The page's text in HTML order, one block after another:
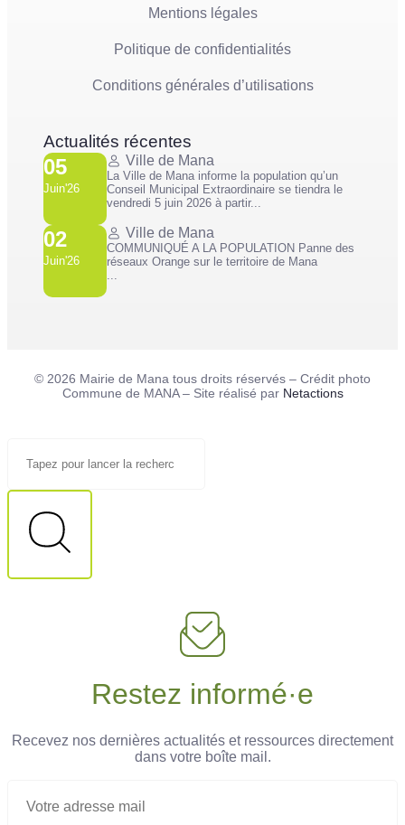
Mentions légales
Politique de confidentialités
Conditions générales d’utilisations
Actualités récentes
05
Juin'26
Ville de Mana
La Ville de Mana informe la population qu’un
Conseil Municipal Extraordinaire se tiendra le
vendredi 5 juin 2026 à partir...
02
Juin'26
Ville de Mana
COMMUNIQUÉ A LA POPULATION Panne des
réseaux Orange sur le territoire de Mana
...
© 2026 Mairie de Mana tous droits réservés – Crédit photo
Commune de MANA – Site réalisé par Netactions
Restez informé·e
Recevez nos dernières actualités et ressources directement
dans votre boîte mail.